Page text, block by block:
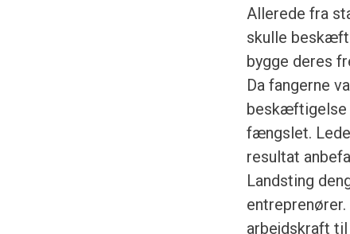
Allerede fra
skulle
bygge deres
Da fangerne
beskæftigelse
fængslet.
resultat
Landsting
arbejdskraft